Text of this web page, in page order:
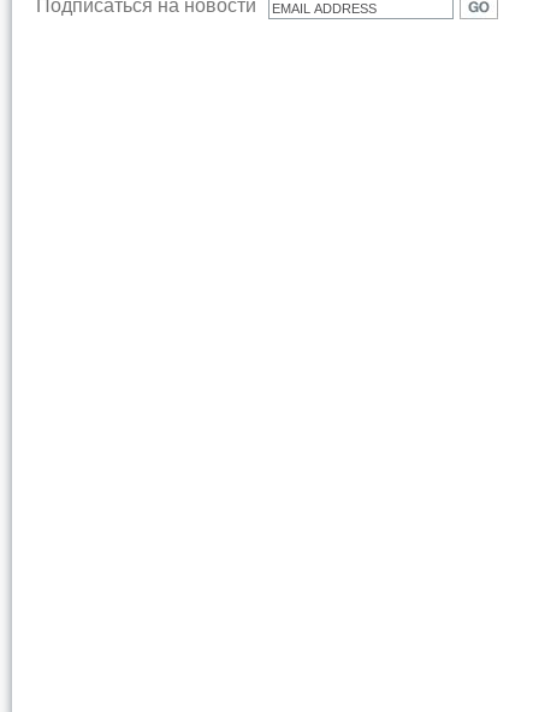
Подписаться на новости